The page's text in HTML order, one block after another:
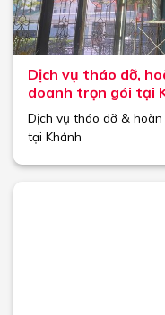
Dịch vụ tháo dỡ,
doanh trọn gói tại
Dịch vụ tháo dỡ &
tại Khánh